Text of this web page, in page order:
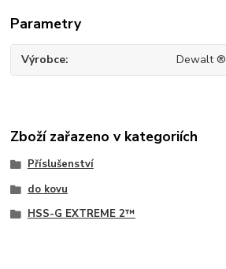
Parametry
Výrobce Dewalt ®
Zboží zařazeno v kategoriích
Příslušenství
do kovu
HSS-G EXTREME 2™